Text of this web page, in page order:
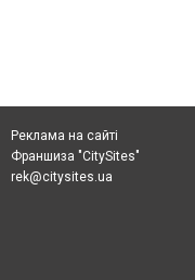
Реклама на сайті
Франшиза "CitySites"
rek@citysites.ua